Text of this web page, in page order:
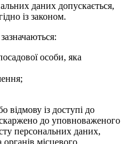
даних допускається,
із законом.
особи, яка
відмову із доступі до
до уповноваженого
персональних даних,
місцевого